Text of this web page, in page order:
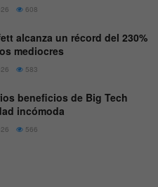
608
alcanza un récord del 230%
mediocres
583
beneficios de Big Tech
incómoda
566